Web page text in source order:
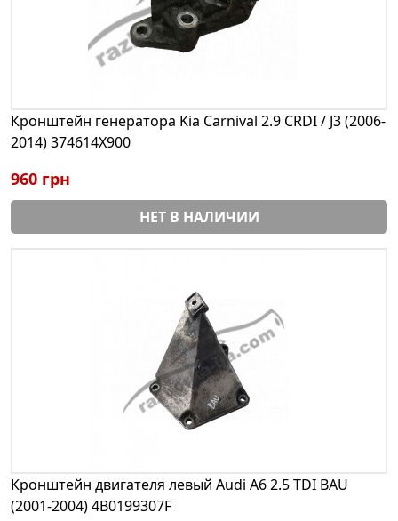
Кронштейн генератора Kia Carnival 2.9 CRDI / J3 (2006-
2014) 374614X900
960 грн
НЕТ В НАЛИЧИИ
Кронштейн двигателя левый Audi A6 2.5 TDI BAU
(2001-2004) 4B0199307F